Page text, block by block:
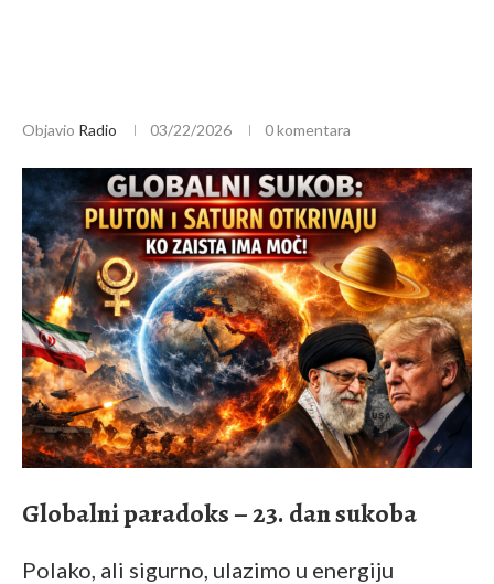
Objavio Radio 03/22/2026 0 komentara
Globalni paradoks – 23. dan sukoba
Polako, ali sigurno, ulazimo u energiju